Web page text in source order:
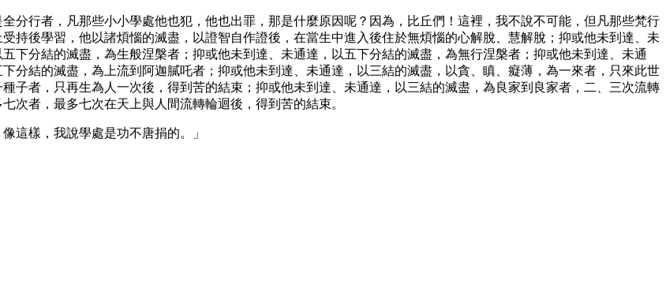
分行者，凡那些小小學處他也犯，他也出罪，那是什麼原因呢？因為，比丘們！這裡，我不說不可能，但凡那些梵行
持後學習，他以諸煩惱的滅盡，以證智自作證後，在當生中進入後住於無煩惱的心解脫、慧解脫；抑或他未到達、未
下分結的滅盡，為生般涅槃者；抑或他未到達、未通達，以五下分結的滅盡，為無行涅槃者；抑或他未到達、未通
分結的滅盡，為上流到阿迦膩吒者；抑或他未到達、未通達，以三結的滅盡，以貪、瞋、癡薄，為一來者，只來此世
子者，只再生為人一次後，得到苦的結束；抑或他未到達、未通達，以三結的滅盡，為良家到良家者，二、三次流轉
次者，最多七次在天上與人間流轉輪迴後，得到苦的結束。
這樣，我說學處是功不唐捐的。」